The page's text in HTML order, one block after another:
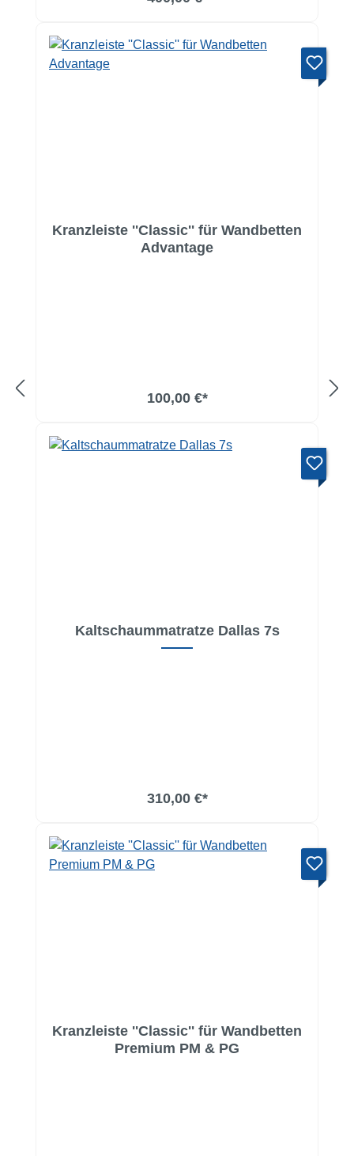
Kranzleiste ''Classic'' für Wandbetten
Advantage
100,00 €*
Kaltschaummatratze Dallas 7s
310,00 €*
In den Warenkorb
Kranzleiste ''Classic'' für Wandbetten
Premium PM & PG